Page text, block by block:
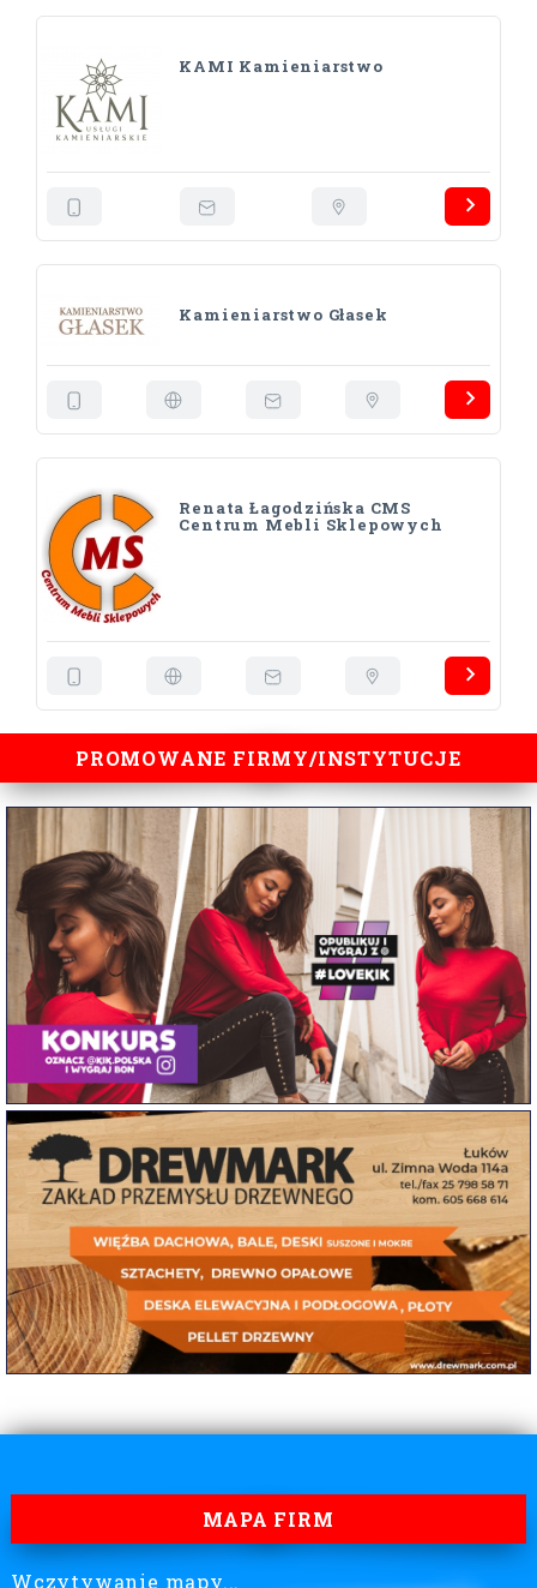
KAMI Kamieniarstwo
Kamieniarstwo Głasek
Renata Łagodzińska CMS
Centrum Mebli Sklepowych
PROMOWANE FIRMY/INSTYTUCJE
MAPA FIRM
Wczytywanie mapy...